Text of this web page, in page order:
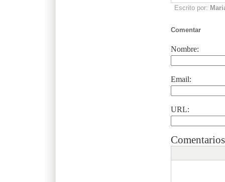
Escrito por:
Comentar
Nombre:
Email:
URL: